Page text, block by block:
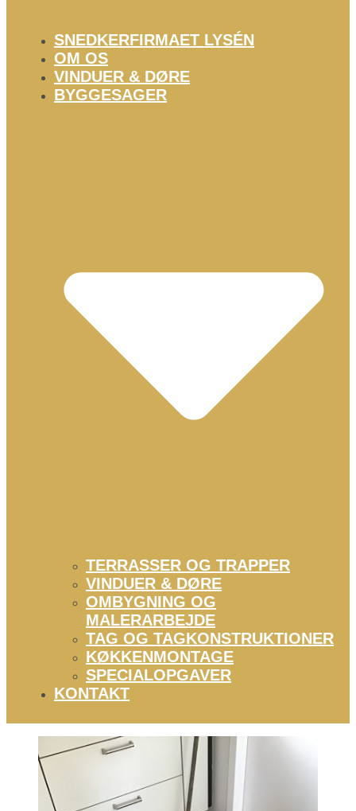
SNEDKERFIRMAET LYSÉN
OM OS
VINDUER & DØRE
BYGGESAGER
TERRASSER OG TRAPPER
VINDUER & DØRE
OMBYGNING OG
MALERARBEJDE
TAG OG TAGKONSTRUKTIONER
KØKKENMONTAGE
SPECIALOPGAVER
KONTAKT